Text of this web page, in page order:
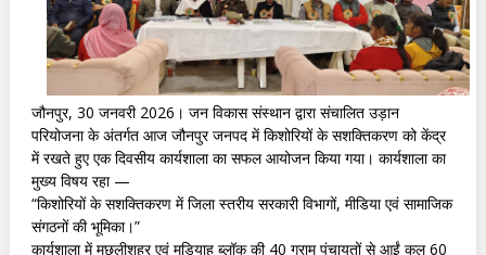
जौनपुर, 30 जनवरी 2026। जन विकास संस्थान द्वारा संचालित उड़ान
परियोजना के अंतर्गत आज जौनपुर जनपद में किशोरियों के सशक्तिकरण को केंद्र
में रखते हुए एक दिवसीय कार्यशाला का सफल आयोजन किया गया। कार्यशाला का
मुख्य विषय रहा —
“किशोरियों के सशक्तिकरण में जिला स्तरीय सरकारी विभागों, मीडिया एवं सामाजिक
संगठनों की भूमिका।”
कार्यशाला में मछलीशहर एवं मड़ियाहू ब्लॉक की 40 ग्राम पंचायतों से आईं कुल 60